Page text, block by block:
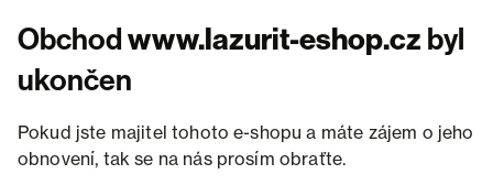
Obchodwww.lazurit-eshop.cz byl
ukončen
Pokud jste majitel tohoto e-shopu a máte zájem o jeho
obnovení, tak se na nás prosím obraťte.